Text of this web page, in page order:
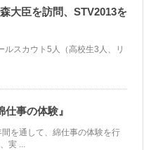
大臣を訪問、STV2013を
スカウト5人（高校生3人、リ
事の体験』
を通して、綿仕事の体験を行
実 ...